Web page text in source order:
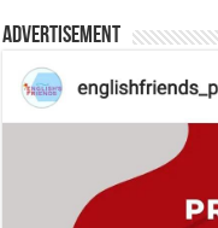
Advertisement